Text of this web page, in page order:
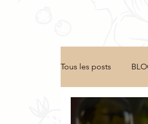
Tous les posts